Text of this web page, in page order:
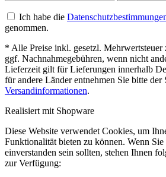
Ich habe die
genommen.
* Alle Preise inkl. gesetzl. Mehrwertsteuer
ggf. Nachnahmegebühren, wenn nicht
Lieferzeit gilt für Lieferungen innerhalb
für andere Länder entnehmen Sie bitte der
Versandinformationen.
Realisiert mit Shopware
Diese Website verwendet Cookies, um
Funktionalität bieten zu können. Wenn
einverstanden sein sollten, stehen Ihnen
zur Verfügung: